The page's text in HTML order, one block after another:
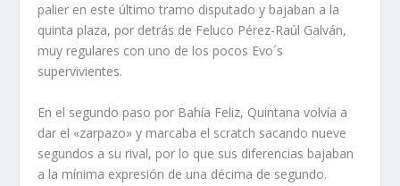
palier en este último tramo disputado y bajaban a la
quinta plaza, por detrás de Feluco Pérez-Raúl Galván,
muy regulares con uno de los pocos Evo´s
supervivientes.
En el segundo paso por Bahía Feliz, Quintana volvía a
dar el «zarpazo» y marcaba el scratch sacando nueve
segundos a su rival, por lo que sus diferencias bajaban
a la mínima expresión de una décima de segundo.